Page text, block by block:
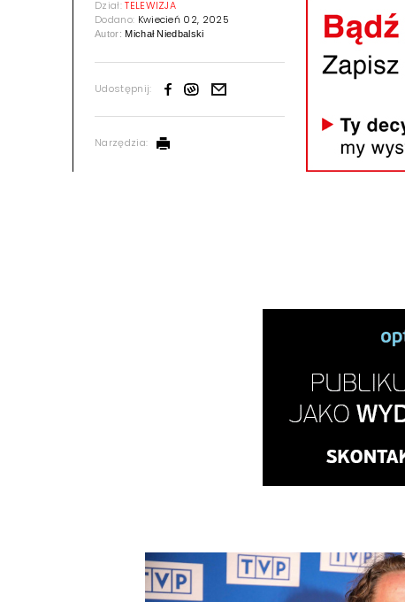
Dział:TELEWIZJA
Dodano: Kwiecień 02, 2025
Autor:Michał Niedbalski
Udostępnij:
Narzędzia: